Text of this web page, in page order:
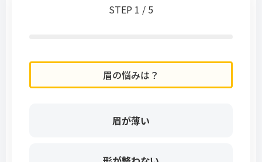
STEP 1 / 5
眉の悩みは？
眉が薄い